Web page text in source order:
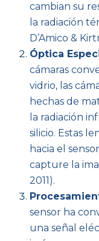
cambian su
la radiación
D’Amico &
Óptica
cámaras
vidrio, las
hechas de
la radiación
silicio. Estas
hacia el
capture la
2011).
sensor ha
una señal